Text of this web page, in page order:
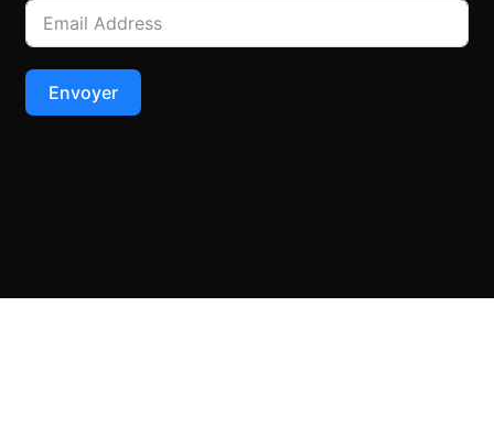
Envoyer